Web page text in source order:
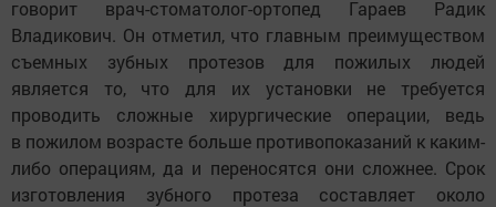
говорит врач-стоматолог-ортопед Гараев Радик
Владикович. Он отметил, что главным преимуществом
съемных зубных протезов для пожилых людей
является то, что для их установки не требуется
проводить сложные хирургические операции, ведь
в пожилом возрасте больше противопоказаний к каким-
либо операциям, да и переносятся они сложнее. Срок
изготовления зубного протеза составляет около